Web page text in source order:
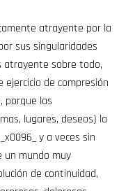
atrayente por la
sus singularidades
atrayente sobre todo,
de compresión
porque las
lugares, deseos) la
y a veces sin
un mundo muy
de continuidad,